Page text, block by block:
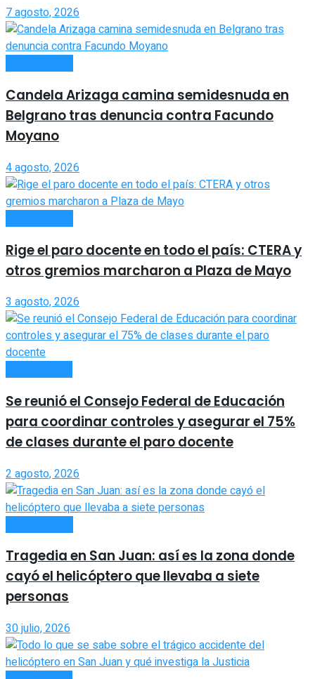
7 agosto, 2026
Candela Arizaga camina semidesnuda en
Belgrano tras denuncia contra Facundo
Moyano
4 agosto, 2026
Rige el paro docente en todo el país: CTERA y
otros gremios marcharon a Plaza de Mayo
3 agosto, 2026
Se reunió el Consejo Federal de Educación
para coordinar controles y asegurar el 75%
de clases durante el paro docente
2 agosto, 2026
Tragedia en San Juan: así es la zona donde
cayó el helicóptero que llevaba a siete
personas
30 julio, 2026